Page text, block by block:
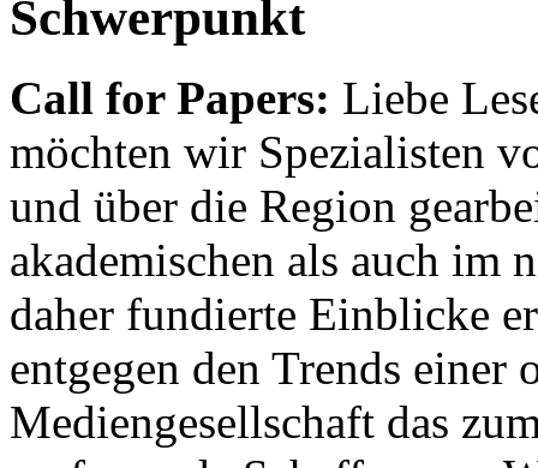
Schwerpunkt
Call for Papers: Liebe
möchten wir Spezialisten
und über die Region
akademischen als auch im
daher fundierte Einblicke
entgegen den Trends einer
Mediengesellschaft das